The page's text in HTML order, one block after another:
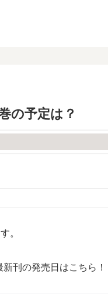
の予定は？
。
刊の発売日はこちら！